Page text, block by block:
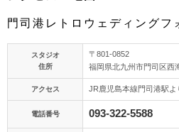
アクセス/TEL
門司港レトロウェディングフ
スタジオ
住所
〒801-0852
福岡県北九州市門司区西
アクセス JR鹿児島本線門司港駅よ
電話番号 093-322-5588